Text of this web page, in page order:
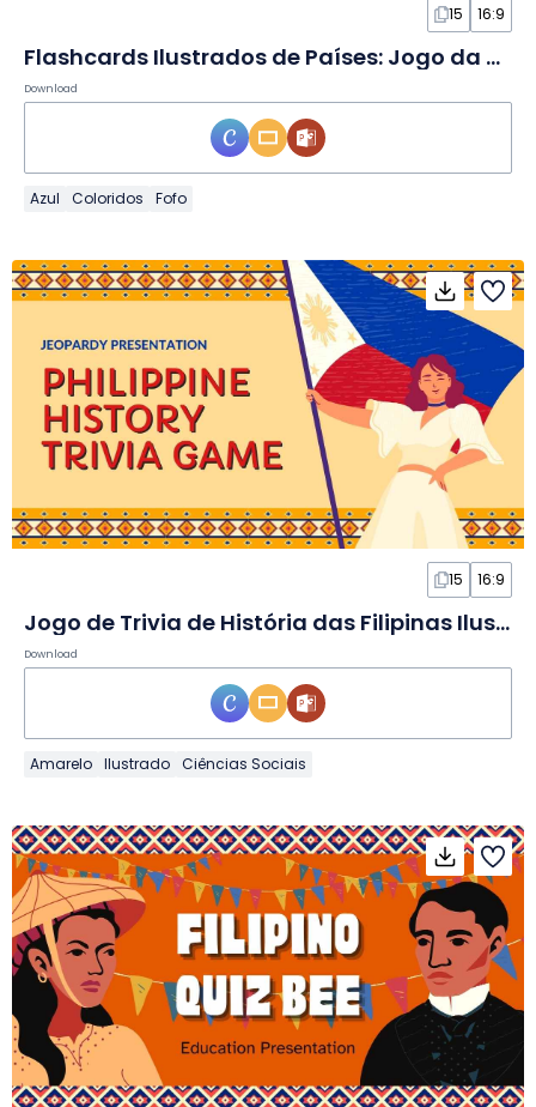
15 16:9
Flashcards Ilustrados de Países: Jogo da Memória em Slides
Download
Azul Coloridos Fofo
15 16:9
Jogo de Trivia de História das Filipinas Ilustrado em Slides
Download
Amarelo Ilustrado Ciências Sociais